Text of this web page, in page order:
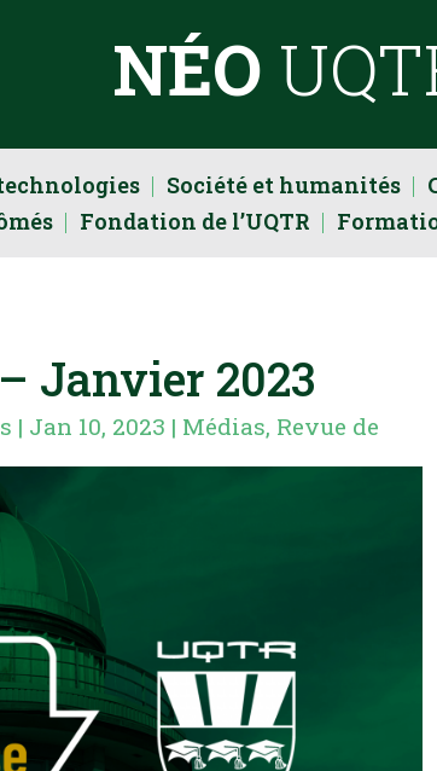
NÉO
Société et humanités
Fondation de l’UQTR
Janvier 2023
| Jan 10, 2023 | Médias, Revue de